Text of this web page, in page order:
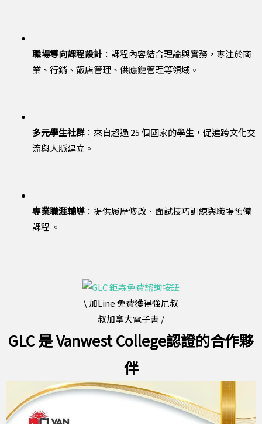
職場導向課程設計 ：課程內容結合理論與實務，專注於商
業、行銷、飯店管理、供應鏈管理等領域。
多元學生社群 ：來自超過 25 個國家的學生，促進跨文化交
流與人脈建立。
專業職涯輔導：提供履歷修改、面試技巧訓練與職場預備
課程 。
\ 加Line 免費獲得強尼叔
叔加拿大電子書 /
GLC 是 Vanwest College認證的合作夥
伴